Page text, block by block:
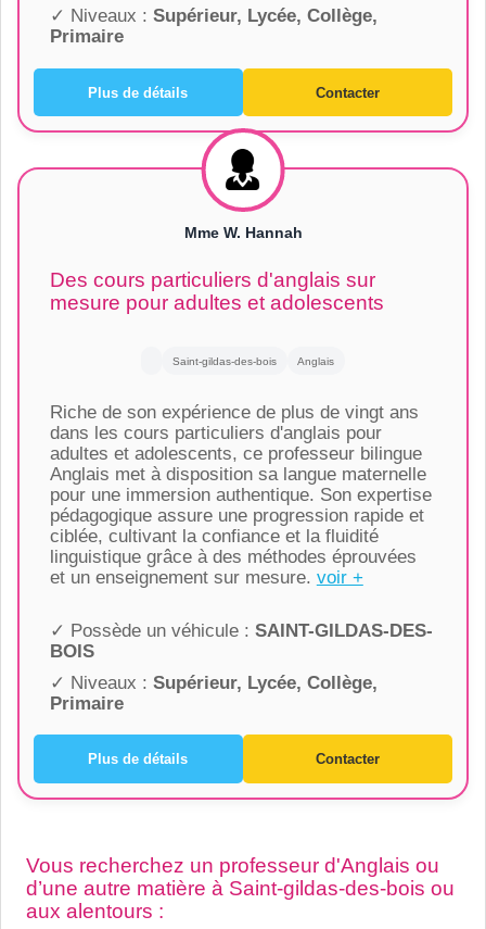
✓ Niveaux : Supérieur, Lycée, Collège,
Primaire
Plus de détails Contacter
Mme W. Hannah
Des cours particuliers d'anglais sur
mesure pour adultes et adolescents
Saint-gildas-des-bois Anglais
Riche de son expérience de plus de vingt ans
dans les cours particuliers d'anglais pour
adultes et adolescents, ce professeur bilingue
Anglais met à disposition sa langue maternelle
pour une immersion authentique. Son expertise
pédagogique assure une progression rapide et
ciblée, cultivant la confiance et la fluidité
linguistique grâce à des méthodes éprouvées
et un enseignement sur mesure. voir +
✓ Possède un véhicule : SAINT-GILDAS-DES-
BOIS
✓ Niveaux : Supérieur, Lycée, Collège,
Primaire
Plus de détails Contacter
Vous recherchez un professeur d'Anglais ou
d’une autre matière à Saint-gildas-des-bois ou
aux alentours :